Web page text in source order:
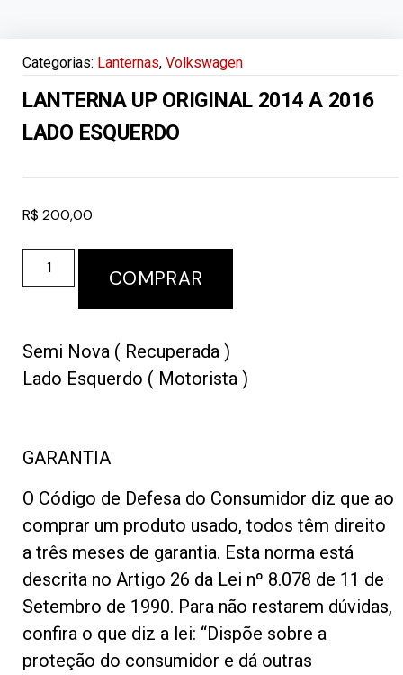
Categorias: Lanternas, Volkswagen
LANTERNA UP ORIGINAL 2014 A 2016
LADO ESQUERDO
R$ 200,00
COMPRAR
Semi Nova ( Recuperada )
Lado Esquerdo ( Motorista )
GARANTIA
O Código de Defesa do Consumidor diz que ao
comprar um produto usado, todos têm direito
a três meses de garantia. Esta norma está
descrita no Artigo 26 da Lei nº 8.078 de 11 de
Setembro de 1990. Para não restarem dúvidas,
confira o que diz a lei: “Dispõe sobre a
proteção do consumidor e dá outras